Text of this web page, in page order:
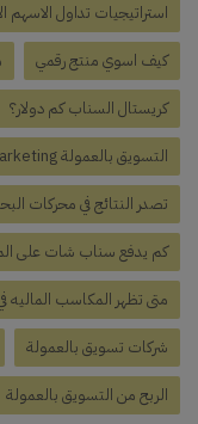
استراتيجيات تداول الاسهم
كيف اسوي منتج رقمي
كريستال السناب كم دولار؟
التسويق بالعمولة affiliate marketing
تصدر النتائج في محركات
كم يدفع سناب شات على
متى تظهر المكاسب الماليه
شركات تسويق بالعمولة
الربح من التسويق بالعمولة